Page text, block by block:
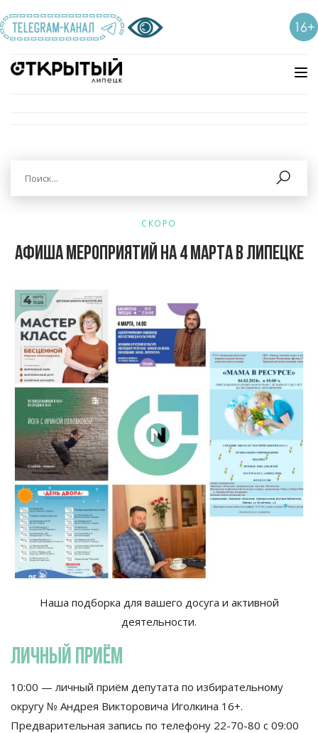
СКОРО
Афиша мероприятий на 4 марта в Липецке
Наша подборка для вашего досуга и активной
деятельности.
ЛИЧНЫЙ ПРИЁМ
10:00 — личный приём депутата по избирательному
округу № Андрея Викторовича Иголкина 16+.
Предварительная запись по телефону 22-70-80 с 09:00